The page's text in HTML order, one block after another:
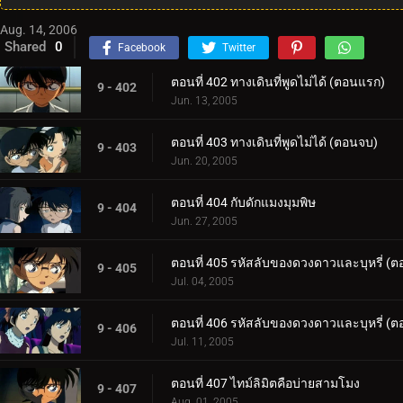
Aug. 14, 2006
Shared 0 Facebook Twitter
9 - 402 ตอนที่ 402 ทางเดินที่พูดไม่ได้ (ตอนแรก)
Jun. 13, 2005
9 - 403 ตอนที่ 403 ทางเดินที่พูดไม่ได้ (ตอนจบ)
Jun. 20, 2005
9 - 404 ตอนที่ 404 กับดักแมงมุมพิษ
Jun. 27, 2005
9 - 405 ตอนที่ 405 รหัสลับของดวงดาวและบุหรี่ (ต
Jul. 04, 2005
9 - 406 ตอนที่ 406 รหัสลับของดวงดาวและบุหรี่ (ต
Jul. 11, 2005
9 - 407 ตอนที่ 407 ไทม์ลิมิตคือบ่ายสามโมง